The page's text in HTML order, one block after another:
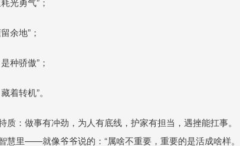
余地”；
种骄傲”；
着转机”。
：做事有冲劲，为人有底线，护家有担当，遇挫能扛事。
慧里——就像爷爷说的：“属啥不重要，重要的是活成啥样。